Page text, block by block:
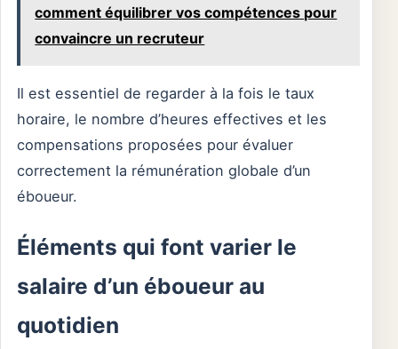
comment équilibrer vos compétences pour
convaincre un recruteur
Il est essentiel de regarder à la fois le taux
horaire, le nombre d’heures effectives et les
compensations proposées pour évaluer
correctement la rémunération globale d’un
éboueur.
Éléments qui font varier le
salaire d’un éboueur au
quotidien